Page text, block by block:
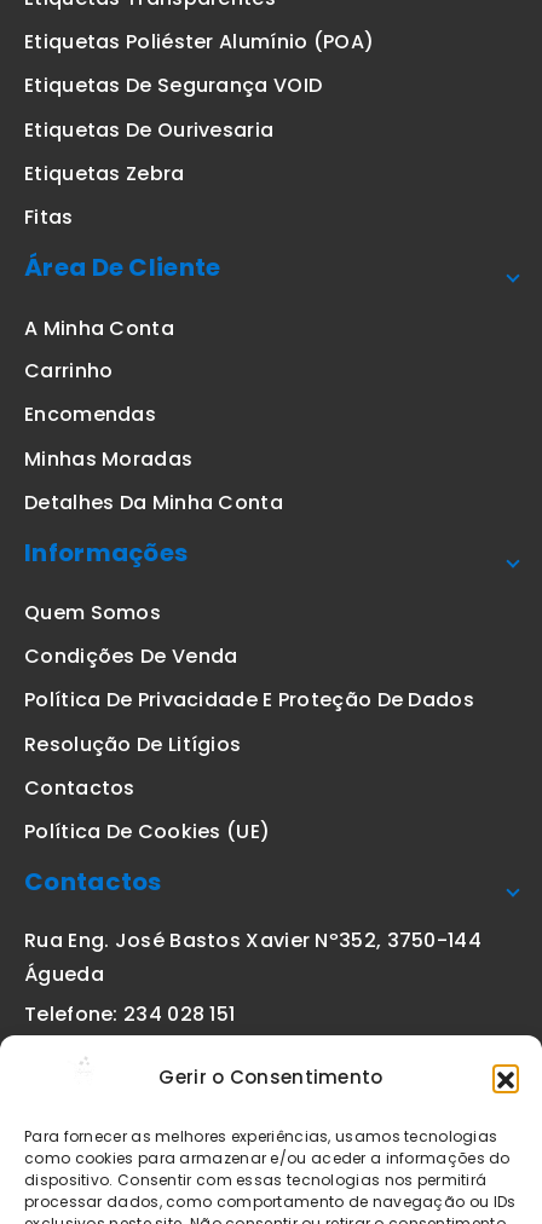
Gerir o Consentimento
Para fornecer as melhores experiências, usamos tecnologias
como cookies para armazenar e/ou aceder a informações do
dispositivo. Consentir com essas tecnologias nos permitirá
processar dados, como comportamento de navegação ou IDs
Etiquetas Poliéster Alumínio (POA)
Etiquetas De Segurança VOID
Etiquetas De Ourivesaria
Etiquetas Zebra
Fitas
Área De Cliente
A Minha Conta
Carrinho
Encomendas
Minhas Moradas
Detalhes Da Minha Conta
Informações
Quem Somos
Condições De Venda
Política De Privacidade E Proteção De Dados
Resolução De Litígios
Contactos
Política De Cookies (UE)
Contactos
Rua Eng. José Bastos Xavier Nº352, 3750-144
Águeda
Telefone: 234 028 151
geral@etiquetas-online.pt
Os preços indicados incluem IVA à taxa legal em vigor. Todos